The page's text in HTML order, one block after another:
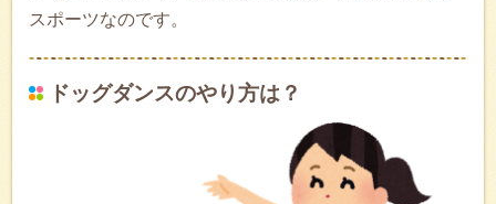
スポーツなのです。
ドッグダンスのやり方は？